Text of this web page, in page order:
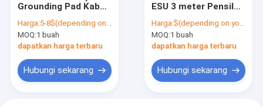
Grounding Pad Kabel
Dapat Digunakan
Kembali
Harga:5-8$(depending on your order qty)
MOQ:1 buah
dapatkan harga terbaru
Hubungi sekarang
ESU 3 meter Pensil
Dapat Digunakan
Kembali
Harga:$(depending on your order qty)
MOQ:1 buah
dapatkan harga terbaru
Hubungi sekarang